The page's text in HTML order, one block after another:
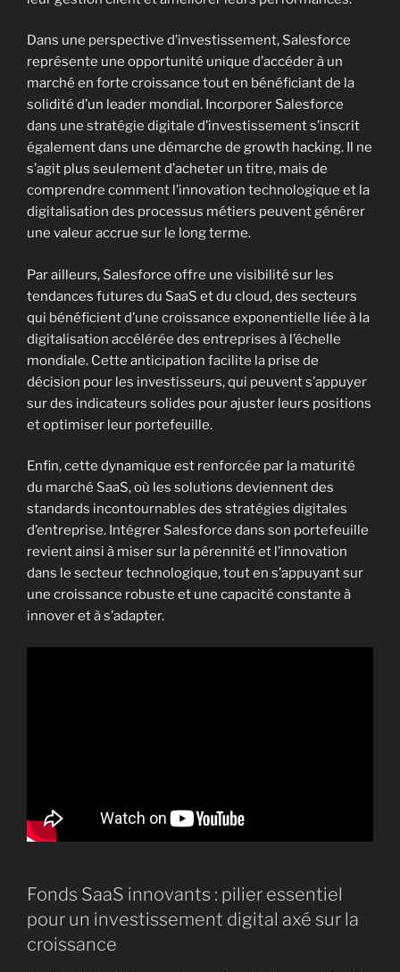
Dans une perspective d’investissement, Salesforce
représente une opportunité unique d’accéder à un
marché en forte croissance tout en bénéficiant de la
solidité d’un leader mondial. Incorporer Salesforce
dans une stratégie digitale d’investissement s’inscrit
également dans une démarche de growth hacking. Il ne
s’agit plus seulement d’acheter un titre, mais de
comprendre comment l’innovation technologique et la
digitalisation des processus métiers peuvent générer
une valeur accrue sur le long terme.
Par ailleurs, Salesforce offre une visibilité sur les
tendances futures du SaaS et du cloud, des secteurs
qui bénéficient d’une croissance exponentielle liée à la
digitalisation accélérée des entreprises à l’échelle
mondiale. Cette anticipation facilite la prise de
décision pour les investisseurs, qui peuvent s’appuyer
sur des indicateurs solides pour ajuster leurs positions
et optimiser leur portefeuille.
Enfin, cette dynamique est renforcée par la maturité
du marché SaaS, où les solutions deviennent des
standards incontournables des stratégies digitales
d’entreprise. Intégrer Salesforce dans son portefeuille
revient ainsi à miser sur la pérennité et l’innovation
dans le secteur technologique, tout en s’appuyant sur
une croissance robuste et une capacité constante à
innover et à s’adapter.
Fonds SaaS innovants : pilier essentiel
pour un investissement digital axé sur la
croissance